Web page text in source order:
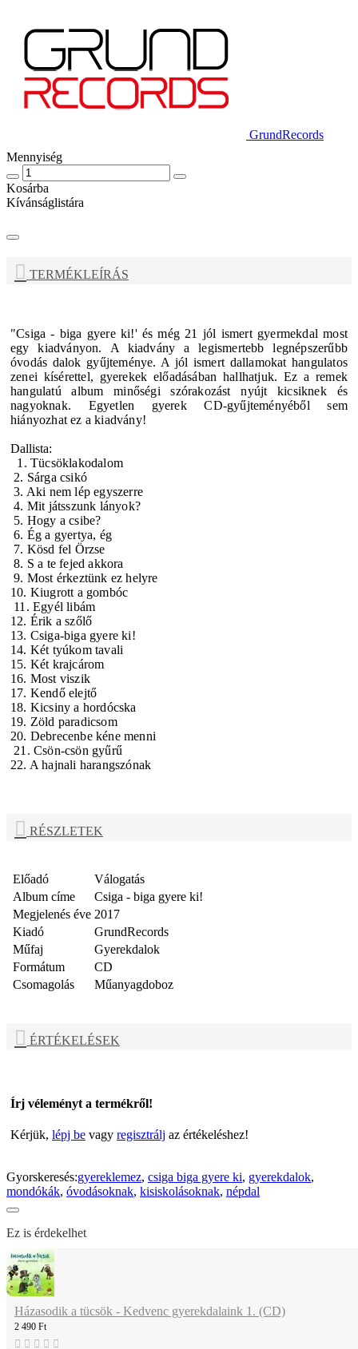
GrundRecords
Mennyiség
Kosárba
Kívánságlistára
TERMÉKLEÍRÁS
"Csiga - biga gyere ki!' és még 21 jól ismert gyermekdal most
egy kiadványon. A kiadvány a legismertebb legnépszerűbb
óvodás dalok gyűjteménye. A jól ismert dallamokat hangulatos
zenei kísérettel, gyerekek előadásában hallhatjuk. Ez a remek
hangulatú album minőségi szórakozást nyújt kicsiknek és
nagyoknak. Egyetlen gyerek CD-gyűjteményéből sem
hiányozhat ez a kiadvány!
Dallista:
1. Tücsöklakodalom
2. Sárga csikó
3. Aki nem lép egyszerre
4. Mit játsszunk lányok?
5. Hogy a csibe?
6. Ég a gyertya, ég
7. Kösd fel Örzse
8. S a te fejed akkora
9. Most érkeztünk ez helyre
10. Kiugrott a gombóc
11. Egyél libám
12. Érik a szőlő
13. Csiga-biga gyere ki!
14. Két tyúkom tavali
15. Két krajcárom
16. Most viszik
17. Kendő elejtő
18. Kicsiny a hordócska
19. Zöld paradicsom
20. Debrecenbe kéne menni
21. Csön-csön gyűrű
22. A hajnali harangszónak
RÉSZLETEK
Előadó
Válogatás
Album címe
Csiga - biga gyere ki!
Megjelenés éve 2017
Kiadó
GrundRecords
Műfaj
Gyerekdalok
Formátum
CD
Csomagolás
Műanyagdoboz
ÉRTÉKELÉSEK
Írj véleményt a termékről!
Kérjük, lépj be vagy regisztrálj az értékeléshez!
Gyorskeresés:gyereklemez, csiga biga gyere ki, gyerekdalok,
mondókák, óvodásoknak, kisiskolásoknak, népdal
Ez is érdekelhet
Házasodik a tücsök - Kedvenc gyerekdalaink 1. (CD)
2 490 Ft